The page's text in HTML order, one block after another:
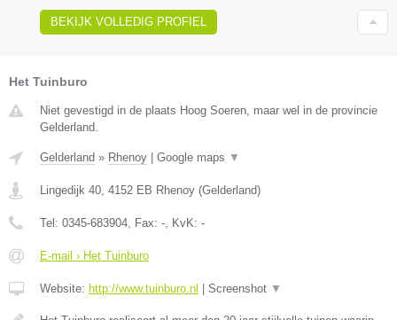
BEKIJK VOLLEDIG PROFIEL
Het Tuinburo
Niet gevestigd in de plaats Hoog Soeren, maar wel in de provincie
Gelderland.
Gelderland » Rhenoy Google maps ▼
Lingedijk 40 4152 EB Rhenoy (Gelderland)
Tel: 0345-683904 , Fax: - , KvK: -
E-mail › Het Tuinburo
Website: http://www.tuinburo.nl Screenshot ▼